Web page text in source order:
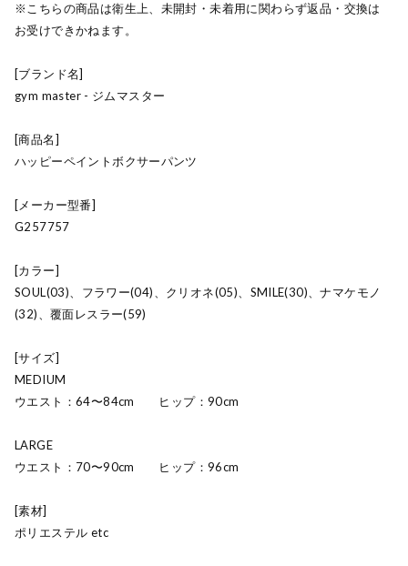
※こちらの商品は衛生上、未開封・未着用に関わらず返品・交換は
お受けできかねます。
[ブランド名]
gym master - ジムマスター
[商品名]
ハッピーペイントボクサーパンツ
[メーカー型番]
G257757
[カラー]
SOUL(03)、フラワー(04)、クリオネ(05)、SMILE(30)、ナマケモノ
(32)、覆面レスラー(59)
[サイズ]
MEDIUM
ウエスト：64〜84cm ヒップ：90cm
LARGE
ウエスト：70〜90cm ヒップ：96cm
[素材]
ポリエステル etc